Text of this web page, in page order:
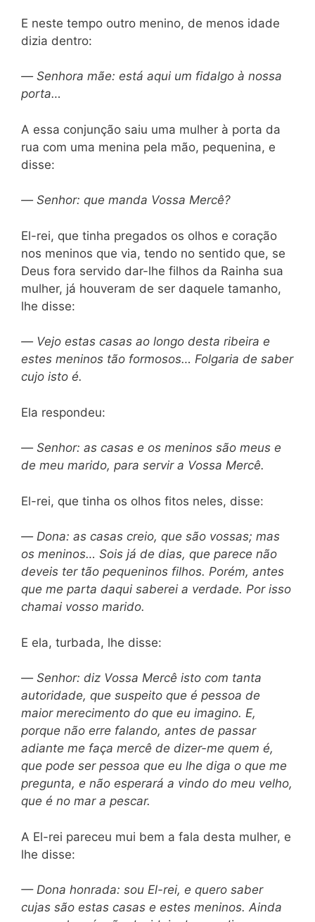
E neste tempo outro menino, de menos idade
dizia dentro:
— Senhora mãe: está aqui um fidalgo à nossa
porta…
A essa conjunção saiu uma mulher à porta da
rua com uma menina pela mão, pequenina, e
disse:
— Senhor: que manda Vossa Mercê?
El-rei, que tinha pregados os olhos e coração
nos meninos que via, tendo no sentido que, se
Deus fora servido dar-lhe filhos da Rainha sua
mulher, já houveram de ser daquele tamanho,
lhe disse:
— Vejo estas casas ao longo desta ribeira e
estes meninos tão formosos… Folgaria de saber
cujo isto é.
Ela respondeu:
— Senhor: as casas e os meninos são meus e
de meu marido, para servir a Vossa Mercê.
El-rei, que tinha os olhos fitos neles, disse:
— Dona: as casas creio, que são vossas; mas
os meninos… Sois já de dias, que parece não
deveis ter tão pequeninos filhos. Porém, antes
que me parta daqui saberei a verdade. Por isso
chamai vosso marido.
E ela, turbada, lhe disse:
— Senhor: diz Vossa Mercê isto com tanta
autoridade, que suspeito que é pessoa de
maior merecimento do que eu imagino. E,
porque não erre falando, antes de passar
adiante me faça mercê de dizer-me quem é,
que pode ser pessoa que eu lhe diga o que me
pregunta, e não esperará a vindo do meu velho,
que é no mar a pescar.
A El-rei pareceu mui bem a fala desta mulher, e
lhe disse:
— Dona honrada: sou El-rei, e quero saber
cujas são estas casas e estes meninos. Ainda